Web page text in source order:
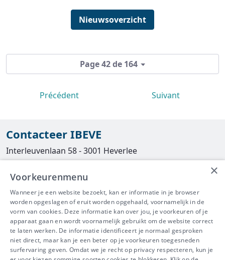
Nieuwsoverzicht
Page 42 de 164
Précédent Suivant
Contacteer IBEVE
Interleuvenlaan 58 - 3001 Heverlee
016/390490
info@ibeve.be
asbest@ibeve.be
Ondernemingsnummer: 0436 612 044
×
Voorkeurenmenu
Wanneer je een website bezoekt, kan er informatie in je browser
worden opgeslagen of eruit worden opgehaald, voornamelijk in de
vorm van cookies. Deze informatie kan over jou, je voorkeuren of je
apparaat gaan en wordt voornamelijk gebruikt om de website correct
te laten werken. De informatie identificeert je normaal gesproken
niet direct, maar kan je een beter op je voorkeuren toegesneden
surfervaring geven. Omdat we je recht op privacy respecteren, kun je